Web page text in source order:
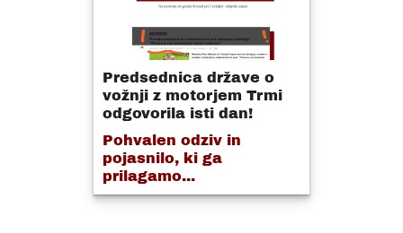
Predsednica države o
vožnji z motorjem Trmi
odgovorila isti dan!
Pohvalen odziv in
pojasnilo, ki ga
prilagamo...